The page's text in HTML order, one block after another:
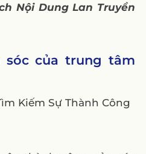
Nội Dung Lan Truyền
sóc của trung tâm
Kiếm Sự Thành Công